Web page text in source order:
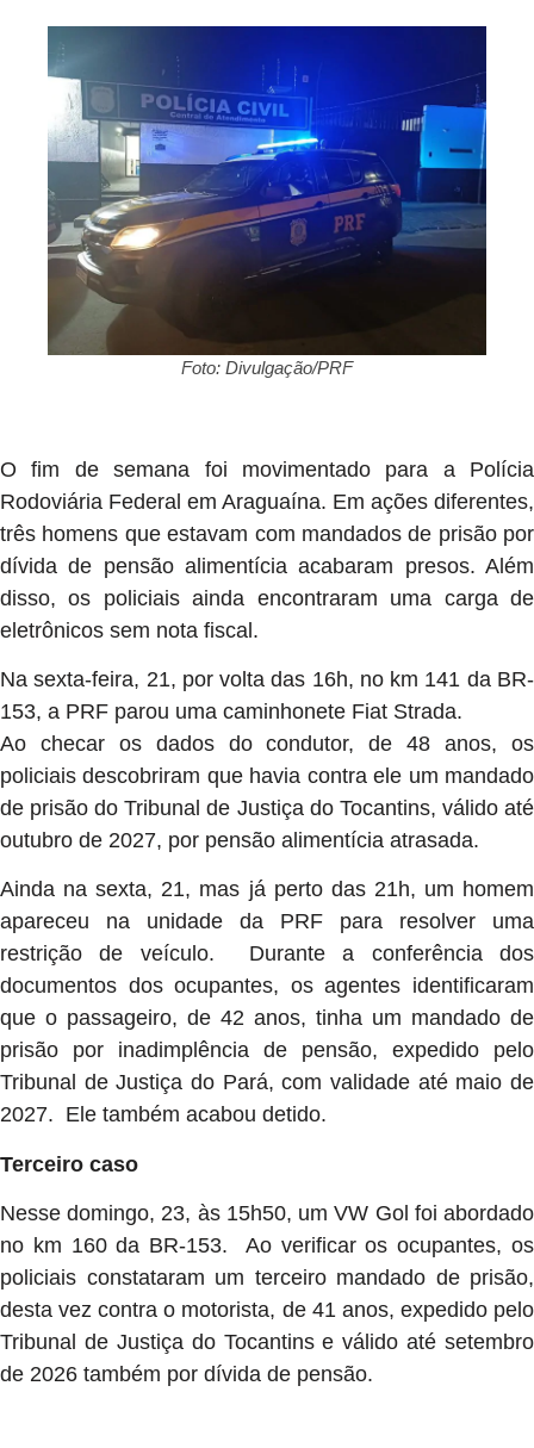
Foto: Divulgação/PRF
O fim de semana foi movimentado para a Polícia
Rodoviária Federal em Araguaína. Em ações diferentes,
três homens que estavam com mandados de prisão por
dívida de pensão alimentícia acabaram presos. Além
disso, os policiais ainda encontraram uma carga de
eletrônicos sem nota fiscal.
Na sexta-feira, 21, por volta das 16h, no km 141 da BR-
153, a PRF parou uma caminhonete Fiat Strada.
Ao checar os dados do condutor, de 48 anos, os
policiais descobriram que havia contra ele um mandado
de prisão do Tribunal de Justiça do Tocantins, válido até
outubro de 2027, por pensão alimentícia atrasada.
Ainda na sexta, 21, mas já perto das 21h, um homem
apareceu na unidade da PRF para resolver uma
restrição de veículo. Durante a conferência dos
documentos dos ocupantes, os agentes identificaram
que o passageiro, de 42 anos, tinha um mandado de
prisão por inadimplência de pensão, expedido pelo
Tribunal de Justiça do Pará, com validade até maio de
2027. Ele também acabou detido.
Terceiro caso
Nesse domingo, 23, às 15h50, um VW Gol foi abordado
no km 160 da BR-153. Ao verificar os ocupantes, os
policiais constataram um terceiro mandado de prisão,
desta vez contra o motorista, de 41 anos, expedido pelo
Tribunal de Justiça do Tocantins e válido até setembro
de 2026 também por dívida de pensão.